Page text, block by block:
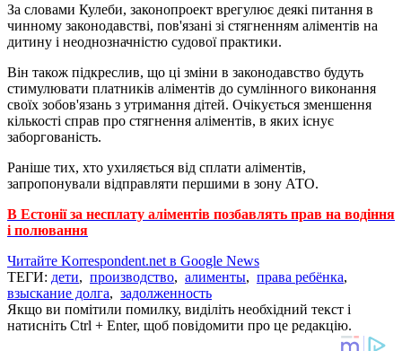
За словами Кулеби, законопроект врегулює деякі питання в
чинному законодавстві, пов'язані зі стягненням аліментів на
дитину і неоднозначністю судової практики.
Він також підкреслив, що ці зміни в законодавство будуть
стимулювати платників аліментів до сумлінного виконання
своїх зобов'язань з утримання дітей. Очікується зменшення
кількості справ про стягнення аліментів, в яких існує
заборгованість.
Раніше тих, хто ухиляється від сплати аліментів,
запропонували відправляти першими в зону АТО.
В Естонії за несплату аліментів позбавлять прав на водіння
і полювання
Читайте Korrespondent.net в Google News
ТЕГИ: дети, производство, алименты, права ребёнка,
взыскание долга, задолженность
Якщо ви помітили помилку, виділіть необхідний текст і
натисніть Ctrl + Enter, щоб повідомити про це редакцію.